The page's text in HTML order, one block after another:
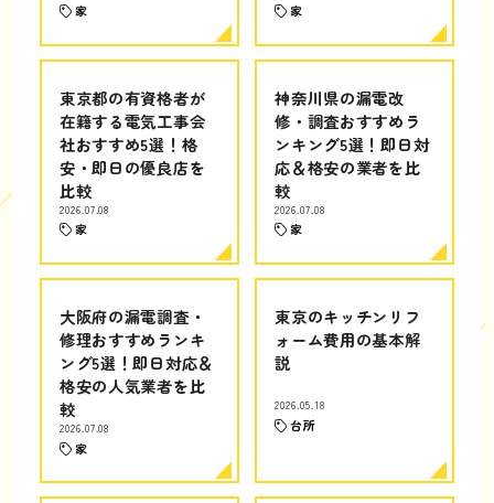
家 家
東京都の有資格者が
在籍する電気工事会
社おすすめ5選！格
安・即日の優良店を
比較
2026.07.08
家
神奈川県の漏電改
修・調査おすすめラ
ンキング5選！即日対
応＆格安の業者を比
較
2026.07.08
家
大阪府の漏電調査・
修理おすすめランキ
ング5選！即日対応＆
格安の人気業者を比
較
2026.07.08
家
東京のキッチンリフ
ォーム費用の基本解
説
2026.05.18
台所